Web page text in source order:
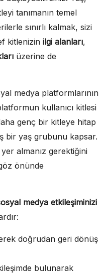
tanımanın temel
sınırlı kalmak, sizi
kitlenizin ilgi alanları,
üzerine de
medya platformlarının
kullanıcı kitlesi
genç bir kitleye hitap
bir yaş grubunu kapsar.
almanız gerektiğini
önünde
medya etkileşiminizi
doğrudan geri dönüş
bulunarak